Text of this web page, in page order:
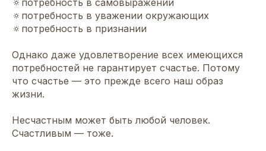
🔅потребность в самовыражении
🔅потребность в уважении окружающих
🔅потребность в признании
Однако даже удовлетворение всех имеющихся
потребностей не гарантирует счастье. Потому
что счастье — это прежде всего наш образ
жизни.
Несчастным может быть любой человек.
Счастливым — тоже.